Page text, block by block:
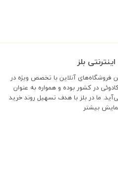
بلز
فروشگاه‌های آنلاین با تخصص ویژه در
در کشور بوده و همواره به عنوان
ما در بلز با هدف تسهیل روند خرید
بیشتر